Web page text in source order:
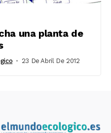
una planta de
23 De Abril De 2012